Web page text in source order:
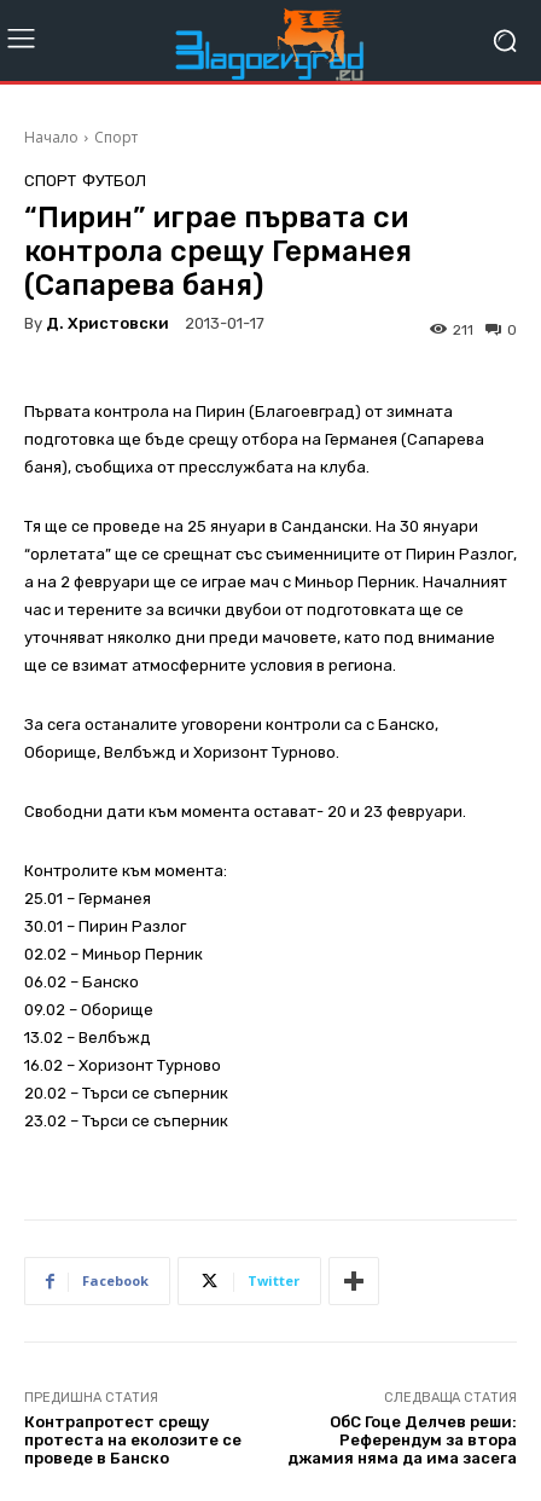
Начало Спорт
СПОРТ ФУТБОЛ
“Пирин” играе първата си
контрола срещу Германея
(Сапарева баня)
By Д. Христовски 2013-01-17 0
211
Първата контрола на Пирин (Благоевград) от зимната
подготовка ще бъде срещу отбора на Германея (Сапарева
баня), съобщиха от пресслужбата на клуба.
Тя ще се проведе на 25 януари в Сандански. На 30 януари
“орлетата” ще се срещнат със съименниците от Пирин Разлог,
а на 2 февруари ще се играе мач с Миньор Перник. Началният
час и терените за всички двубои от подготовката ще се
уточняват няколко дни преди мачовете, като под внимание
ще се взимат атмосферните условия в региона.
За сега останалите уговорени контроли са с Банско,
Оборище, Велбъжд и Хоризонт Турново.
Свободни дати към момента остават- 20 и 23 февруари.
Контролите към момента:
25.01 – Германея
30.01 – Пирин Разлог
02.02 – Миньор Перник
06.02 – Банско
09.02 – Оборище
13.02 – Велбъжд
16.02 – Хоризонт Турново
20.02 – Търси се съперник
23.02 – Търси се съперник
Facebook Twitter
ПРЕДИШНА СТАТИЯ
Контрапротест срещу
протеста на еколозите се
проведе в Банско
СЛЕДВАЩА СТАТИЯ
ОбС Гоце Делчев реши:
Референдум за втора
джамия няма да има засега